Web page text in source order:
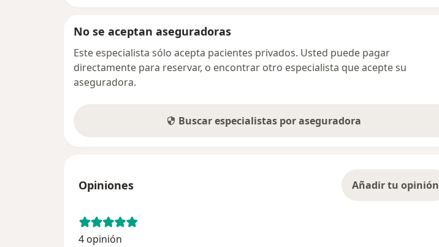
No se aceptan aseguradoras
Este especialista sólo acepta pacientes privados. Usted puede pagar
directamente para reservar, o encontrar otro especialista que acepte su
aseguradora.
Buscar especialistas por aseguradora
Opiniones Añadir tu opinión
4 opinión